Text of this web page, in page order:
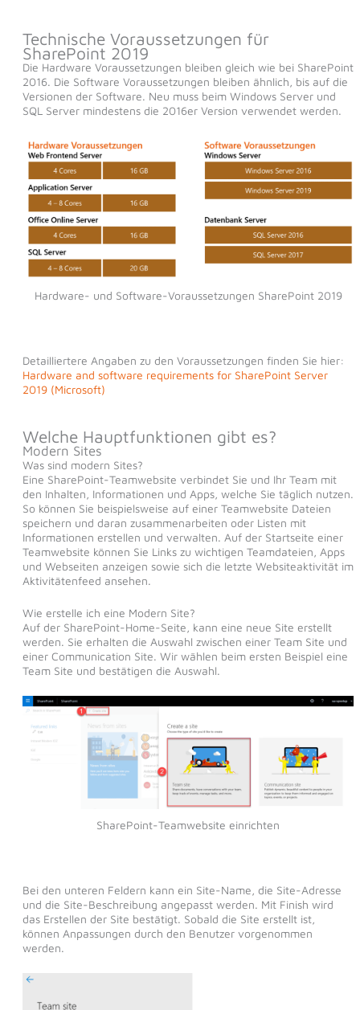
Technische Voraussetzungen für
SharePoint 2019
Die Hardware Voraussetzungen bleiben gleich wie bei SharePoint
2016. Die Software Voraussetzungen bleiben ähnlich, bis auf die
Versionen der Software. Neu muss beim Windows Server und
SQL Server mindestens die 2016er Version verwendet werden.
Hardware- und Software-Voraussetzungen SharePoint 2019
Detailliertere Angaben zu den Voraussetzungen finden Sie hier:
Hardware and software requirements for SharePoint Server
2019 (Microsoft)
Welche Hauptfunktionen gibt es?
Modern Sites
Was sind modern Sites?
Eine SharePoint-Teamwebsite verbindet Sie und Ihr Team mit
den Inhalten, Informationen und Apps, welche Sie täglich nutzen.
So können Sie beispielsweise auf einer Teamwebsite Dateien
speichern und daran zusammenarbeiten oder Listen mit
Informationen erstellen und verwalten. Auf der Startseite einer
Teamwebsite können Sie Links zu wichtigen Teamdateien, Apps
und Webseiten anzeigen sowie sich die letzte Websiteaktivität im
Aktivitätenfeed ansehen.
Wie erstelle ich eine Modern Site?
Auf der SharePoint-Home-Seite, kann eine neue Site erstellt
werden. Sie erhalten die Auswahl zwischen einer Team Site und
einer Communication Site. Wir wählen beim ersten Beispiel eine
Team Site und bestätigen die Auswahl.
SharePoint-Teamwebsite einrichten
Bei den unteren Feldern kann ein Site-Name, die Site-Adresse
und die Site-Beschreibung angepasst werden. Mit Finish wird
das Erstellen der Site bestätigt. Sobald die Site erstellt ist,
können Anpassungen durch den Benutzer vorgenommen
werden.